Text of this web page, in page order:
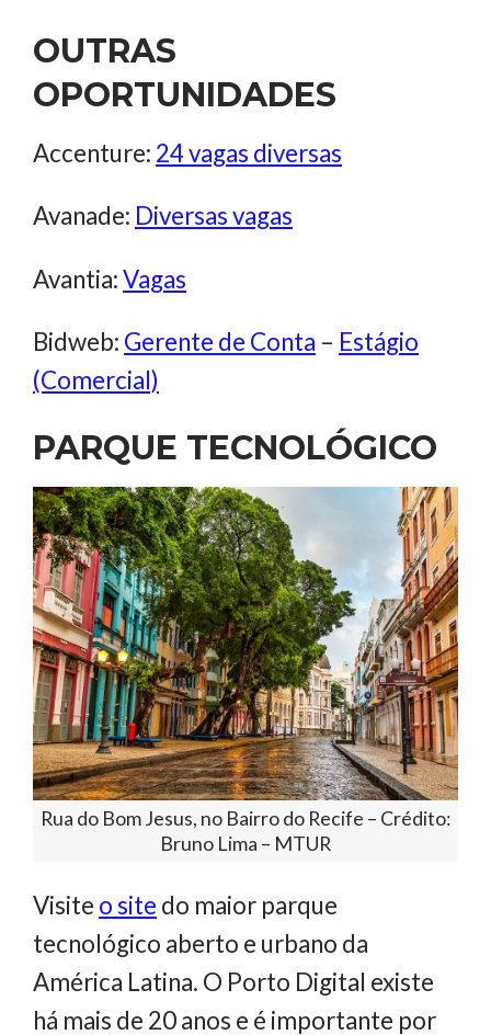
OUTRAS
OPORTUNIDADES
Accenture: 24 vagas diversas
Avanade: Diversas vagas
Avantia:Vagas
Bidweb: Gerente de Conta – Estágio
(Comercial)
PARQUE TECNOLÓGICO
Rua do Bom Jesus, no Bairro do Recife – Crédito:
Bruno Lima – MTUR
Visite o site do maior parque
tecnológico aberto e urbano da
América Latina. O Porto Digital existe
há mais de 20 anos e é importante por